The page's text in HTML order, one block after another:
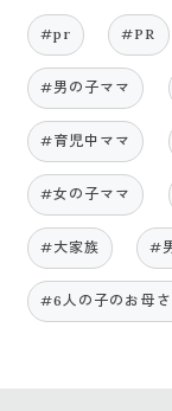
#pr #PR
#男の子ママ
#育児中ママ
#女の子ママ
#大家族 #
#6人の子のお母さ